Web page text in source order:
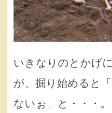
いきなりのとかげ
が、掘り始めると
ないぉ」と・・・。